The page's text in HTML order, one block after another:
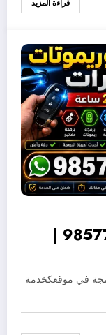
قراءة المزيد
مفاتيح سيارات مورانو 98577474 |
في موقعكخدمة